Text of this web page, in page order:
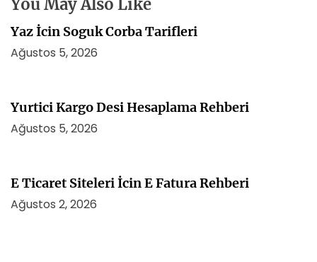
You May Also Like
Yaz İcin Soguk Corba Tarifleri
Ağustos 5, 2026
Yurtici Kargo Desi Hesaplama Rehberi
Ağustos 5, 2026
E Ticaret Siteleri İcin E Fatura Rehberi
Ağustos 2, 2026